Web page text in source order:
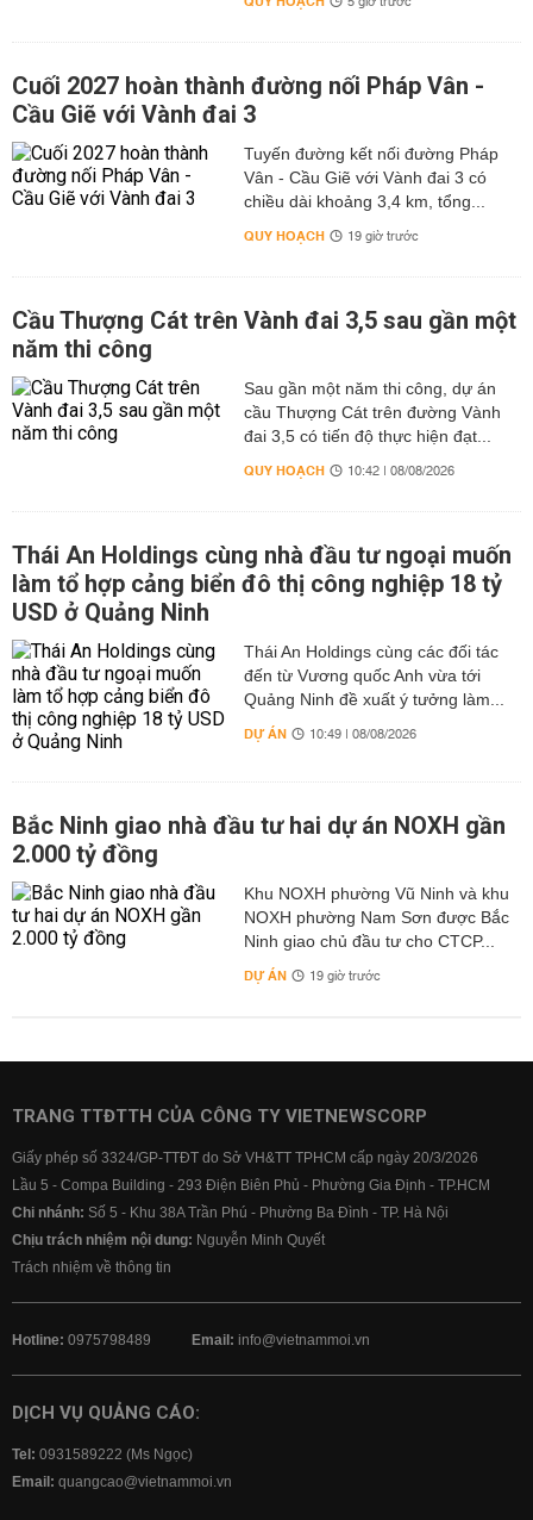
Cuối 2027 hoàn thành đường nối Pháp Vân -
Cầu Giẽ với Vành đai 3
Tuyến đường kết nối đường Pháp
Vân - Cầu Giẽ với Vành đai 3 có
chiều dài khoảng 3,4 km, tổng...
QUY HOẠCH 19 giờ trước
Cầu Thượng Cát trên Vành đai 3,5 sau gần một
năm thi công
Sau gần một năm thi công, dự án
cầu Thượng Cát trên đường Vành
đai 3,5 có tiến độ thực hiện đạt...
QUY HOẠCH 10:42 | 08/08/2026
Thái An Holdings cùng nhà đầu tư ngoại muốn
làm tổ hợp cảng biển đô thị công nghiệp 18 tỷ
USD ở Quảng Ninh
Thái An Holdings cùng các đối tác
đến từ Vương quốc Anh vừa tới
Quảng Ninh đề xuất ý tưởng làm...
DỰ ÁN 10:49 | 08/08/2026
Bắc Ninh giao nhà đầu tư hai dự án NOXH gần
2.000 tỷ đồng
Khu NOXH phường Vũ Ninh và khu
NOXH phường Nam Sơn được Bắc
Ninh giao chủ đầu tư cho CTCP...
DỰ ÁN 19 giờ trước
TRANG TTĐTTH CỦA CÔNG TY VIETNEWSCORP
Giấy phép số 3324/GP-TTĐT do Sở VH&TT TPHCM cấp ngày 20/3/2026
Lầu 5 - Compa Building - 293 Điện Biên Phủ - Phường Gia Định - TP.HCM
Chi nhánh: Số 5 - Khu 38A Trần Phú - Phường Ba Đình - TP. Hà Nội
Chịu trách nhiệm nội dung: Nguyễn Minh Quyết
Trách nhiệm về thông tin
Hotline: 0975798489 Email: info@vietnammoi.vn
DỊCH VỤ QUẢNG CÁO:
Tel: 0931589222 (Ms Ngọc)
Email: quangcao@vietnammoi.vn